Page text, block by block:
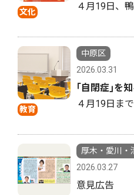
文化
４月19日、
教育
中原区
2026.03.31
｢自閉症｣を
４月19日ま
厚木・愛川・
2026.03.27
意見広告